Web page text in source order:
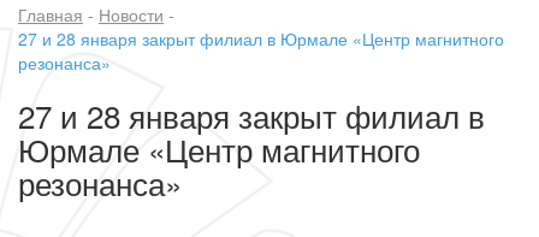
Строка
навигации
Главная
Новости
27 и 28 января закрыт филиал в Юрмале «Центр магнитного
резонанса»
27 и 28 января закрыт филиал в
Юрмале «Центр магнитного
резонанса»